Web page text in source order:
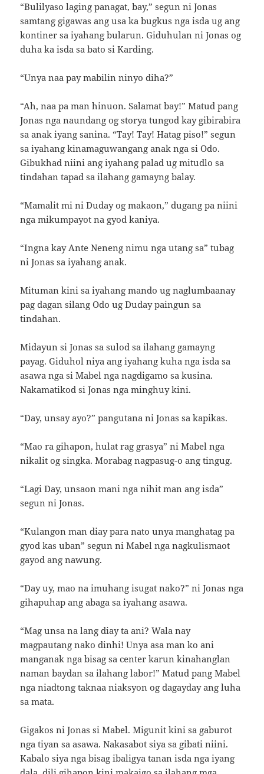
“Bulilyaso laging panagat, bay,” segun ni Jonas
samtang gigawas ang usa ka bugkus nga isda ug ang
kontiner sa iyahang bularun. Giduhulan ni Jonas og
duha ka isda sa bato si Karding.
“Unya naa pay mabilin ninyo diha?”
“Ah, naa pa man hinuon. Salamat bay!” Matud pang
Jonas nga naundang og storya tungod kay gibirabira
sa anak iyang sanina. “Tay! Tay! Hatag piso!” segun
sa iyahang kinamaguwangang anak nga si Odo.
Gibukhad niini ang iyahang palad ug mitudlo sa
tindahan tapad sa ilahang gamayng balay.
“Mamalit mi ni Duday og makaon,” dugang pa niini
nga mikumpayot na gyod kaniya.
“Ingna kay Ante Neneng nimu nga utang sa” tubag
ni Jonas sa iyahang anak.
Mituman kini sa iyahang mando ug naglumbaanay
pag dagan silang Odo ug Duday paingun sa
tindahan.
Midayun si Jonas sa sulod sa ilahang gamayng
payag. Giduhol niya ang iyahang kuha nga isda sa
asawa nga si Mabel nga nagdigamo sa kusina.
Nakamatikod si Jonas nga minghuy kini.
“Day, unsay ayo?” pangutana ni Jonas sa kapikas.
“Mao ra gihapon, hulat rag grasya” ni Mabel nga
nikalit og singka. Morabag nagpasug-o ang tingug.
“Lagi Day, unsaon mani nga nihit man ang isda”
segun ni Jonas.
“Kulangon man diay para nato unya manghatag pa
gyod kas uban” segun ni Mabel nga nagkulismaot
gayod ang nawung.
“Day uy, mao na imuhang isugat nako?” ni Jonas nga
gihapuhap ang abaga sa iyahang asawa.
“Mag unsa na lang diay ta ani? Wala nay
magpautang nako dinhi! Unya asa man ko ani
manganak nga bisag sa center karun kinahanglan
naman baydan sa ilahang labor!” Matud pang Mabel
nga niadtong taknaa niaksyon og dagayday ang luha
sa mata.
Gigakos ni Jonas si Mabel. Migunit kini sa gaburot
nga tiyan sa asawa. Nakasabot siya sa gibati niini.
Kabalo siya nga bisag ibaligya tanan isda nga iyang